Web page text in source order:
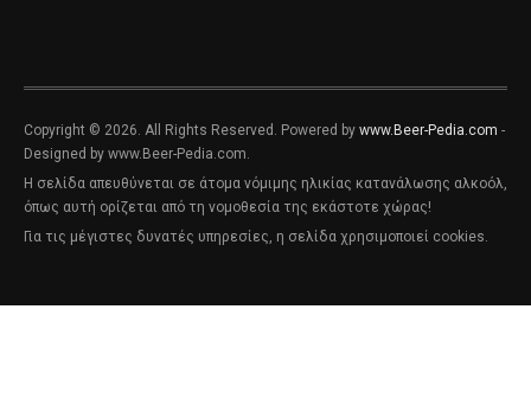
Copyright © 2026. All Rights Reserved. Powered by www.Beer-Pedia.com -
Designed by www.Beer-Pedia.com.
Η σελίδα απευθύνεται σε άτομα νόμιμης ηλικίας κατανάλωσης αλκοόλ,
όπως αυτή ορίζεται από τη νομοθεσία της εκάστοτε χώρας!
Για τις μέγιστες δυνατές υπηρεσίες, η σελίδα χρησιμοποιεί cookies.